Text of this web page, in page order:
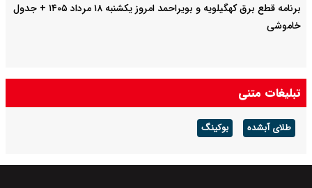
برنامه قطع برق کهگیلویه و بویراحمد امروز یکشنبه ۱۸ مرداد ۱۴۰۵ + جدول
خاموشی
تبلیغات متنی
طلای آبشده بوکینگ